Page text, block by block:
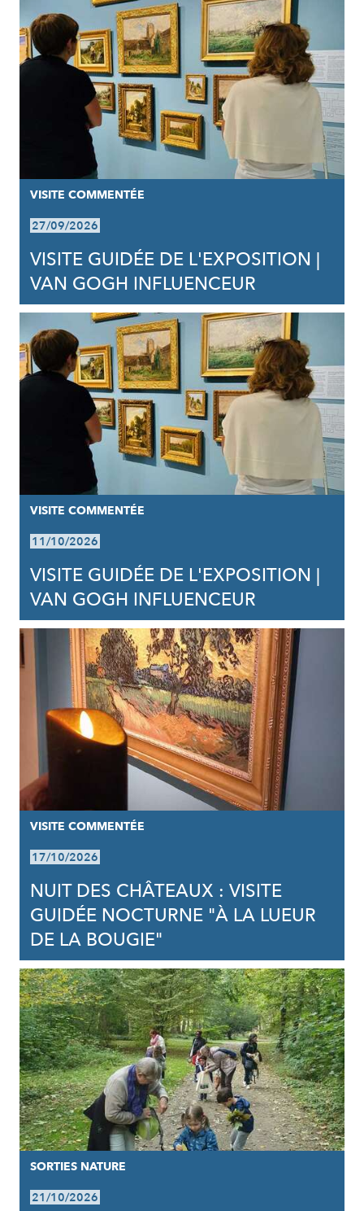
VISITE COMMENTÉE
27/09/2026
VISITE GUIDÉE DE L'EXPOSITION |
VAN GOGH INFLUENCEUR
VISITE COMMENTÉE
11/10/2026
VISITE GUIDÉE DE L'EXPOSITION |
VAN GOGH INFLUENCEUR
VISITE COMMENTÉE
17/10/2026
NUIT DES CHÂTEAUX : VISITE
GUIDÉE NOCTURNE "À LA LUEUR
DE LA BOUGIE"
SORTIES NATURE
21/10/2026